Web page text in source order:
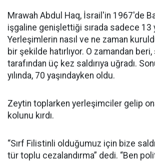
Mrawah Abdul Haq, İsrail'in 1967'de
işgaline genişlettiği sırada sadece 13
Yerleşimlerin nasıl ve ne zaman
bir şekilde hatırlıyor. O zamandan
tarafından üç kez saldırıya uğradı.
yılında, 70 yaşındayken oldu.
Zeytin toplarken yerleşimciler gelip
kolunu kırdı.
“Sırf Filistinli olduğumuz için bize
tür toplu cezalandırma” dedi. “Ben